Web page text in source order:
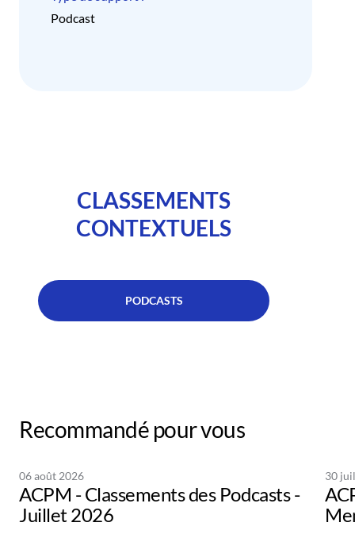
Podcast
CLASSEMENTS
CONTEXTUELS
PODCASTS
Recommandé pour vous
06 août 2026
ACPM - Classements des Podcasts -
Juillet 2026
30